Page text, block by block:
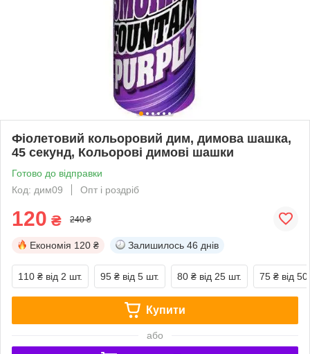
Фіолетовий кольоровий дим, димова шашка,
45 секунд, Кольорові димові шашки
Готово до відправки
Код: дим09
Опт і роздріб
120 ₴ 240 ₴
Економія 120 ₴ Залишилось 46 днів
110 ₴ від 2 шт. 95 ₴ від 5 шт. 80 ₴ від 25 шт. 75 ₴ від
Купити
або